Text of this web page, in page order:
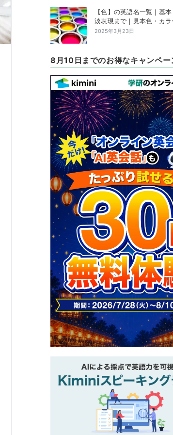
【色】の英語名一覧｜基
淡表現まで｜見本色・カラ
2025年3月23日
8月10日までのお得なキャンペー